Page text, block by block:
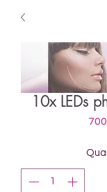
10x LEDs